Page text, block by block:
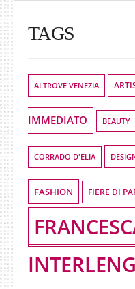
TAGS
ALTROVE VENEZIA
IMMEDIATO BEAUTY
CORRADO D'ELIA
FASHION FIERE DI